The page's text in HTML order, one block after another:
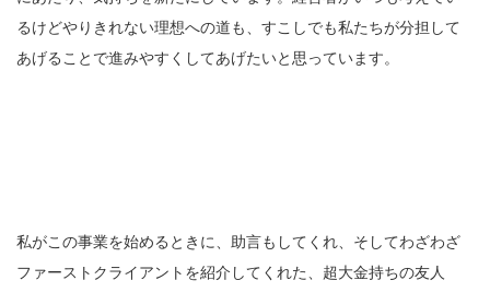
るけどやりきれない理想への道も、すこしでも私たちが分担して
あげることで進みやすくしてあげたいと思っています。
私がこの事業を始めるときに、助言もしてくれ、そしてわざわざ
ファーストクライアントを紹介してくれた、超大金持ちの友人